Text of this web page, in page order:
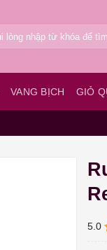
VANG BỊCH GIỎ
5.0